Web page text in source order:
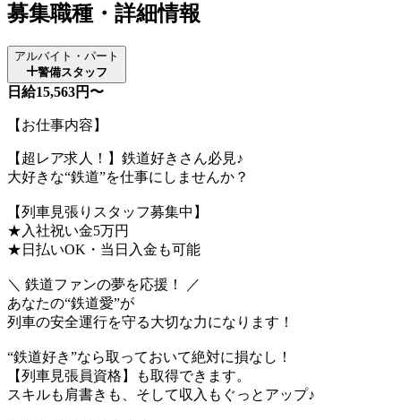
募集職種・詳細情報
アルバイト・パート
警備スタッフ
日給15,563円〜
【お仕事内容】
【超レア求人！】鉄道好きさん必見♪
大好きな“鉄道”を仕事にしませんか？
【列車見張りスタッフ募集中】
★入社祝い金5万円
★日払いOK・当日入金も可能
＼ 鉄道ファンの夢を応援！ ／
あなたの“鉄道愛”が
列車の安全運行を守る大切な力になります！
“鉄道好き”なら取っておいて絶対に損なし！
【列車見張員資格】も取得できます。
スキルも肩書きも、そして収入もぐっとアップ♪